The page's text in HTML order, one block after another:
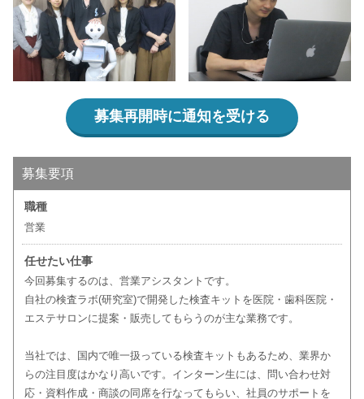
募集再開時に通知を受ける
募集要項
職種
営業
任せたい仕事
今回募集するのは、営業アシスタントです。
自社の検査ラボ(研究室)で開発した検査キットを医院・歯科医院・
エステサロンに提案・販売してもらうのが主な業務です。
当社では、国内で唯一扱っている検査キットもあるため、業界か
らの注目度はかなり高いです。インターン生には、問い合わせ対
応・資料作成・商談の同席を行なってもらい、社員のサポートを